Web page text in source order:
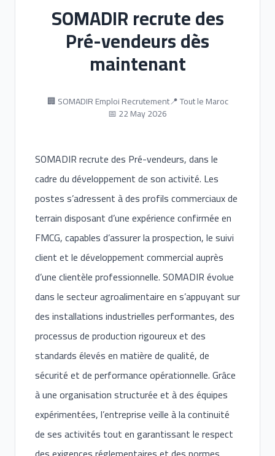
SOMADIR recrute des
Pré-vendeurs dès
maintenant
🏢 SOMADIR Emploi Recrutement📍 Tout le Maroc
📅 22 May 2026
SOMADIR recrute des Pré-vendeurs, dans le
cadre du développement de son activité. Les
postes s’adressent à des profils commerciaux de
terrain disposant d’une expérience confirmée en
FMCG, capables d’assurer la prospection, le suivi
client et le développement commercial auprès
d’une clientèle professionnelle. SOMADIR évolue
dans le secteur agroalimentaire en s’appuyant sur
des installations industrielles performantes, des
processus de production rigoureux et des
standards élevés en matière de qualité, de
sécurité et de performance opérationnelle. Grâce
à une organisation structurée et à des équipes
expérimentées, l’entreprise veille à la continuité
de ses activités tout en garantissant le respect